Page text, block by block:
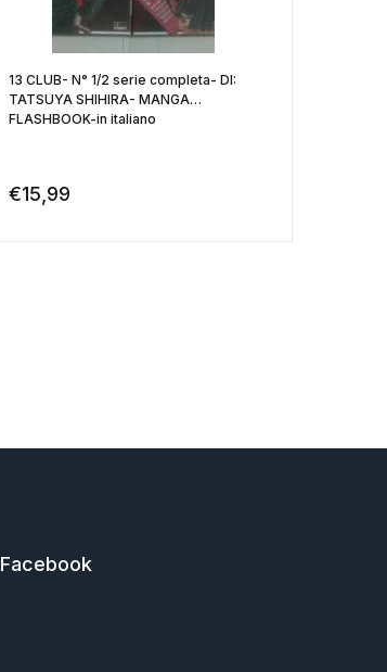
13 CLUB- N° 1/2 serie completa- DI:
TATSUYA SHIHIRA- MANGA
FLASHBOOK-in italiano
€15,99
Facebook